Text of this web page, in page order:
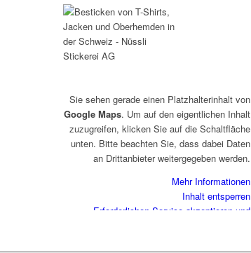
Sie sehen gerade einen Platzhalterinhalt von
Google Maps. Um auf den eigentlichen Inhalt
zuzugreifen, klicken Sie auf die Schaltfläche
unten. Bitte beachten Sie, dass dabei Daten
an Drittanbieter weitergegeben werden.
Mehr Informationen
Inhalt entsperren
Erforderlichen Service akzeptieren und